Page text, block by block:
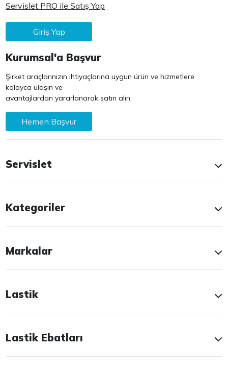
Servislet PRO ile Satış Yap
Giriş Yap
Kurumsal'a Başvur
Şirket araçlarınızın ihtiyaçlarına uygun ürün ve hizmetlere
kolayca ulaşın ve
avantajlardan yararlanarak satın alın.
Hemen Başvur
Servislet
Kategoriler
Markalar
Lastik
Lastik Ebatları